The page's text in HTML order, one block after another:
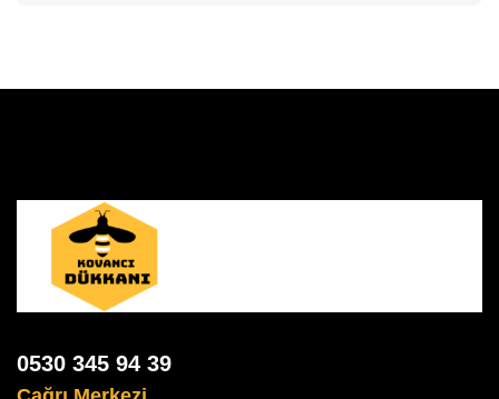
0530 345 94 39